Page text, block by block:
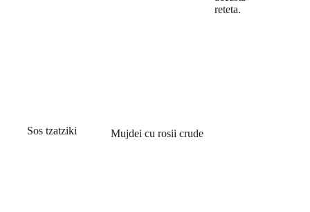
Sos tzatziki Mujdei cu rosii crude
reteta.